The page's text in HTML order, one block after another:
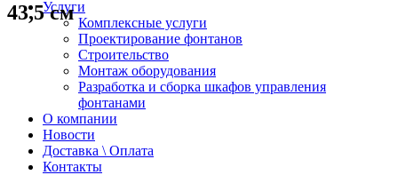
Услуги
Комплексные услуги
Проектирование фонтанов
Строительство
Монтаж оборудования
Разработка и сборка шкафов управления
фонтанами
О компании
Новости
Доставка \ Оплата
Контакты
43,5 см